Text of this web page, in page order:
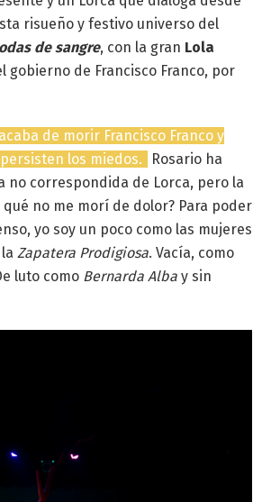
risueño y festivo universo del
de sangre, con la gran Lola
gobierno de Francisco Franco, por
de morir Francisco Franco y
los miedos.
Rosario ha
no correspondida de Lorca, pero la
no me morí de dolor? Para poder
yo soy un poco como las mujeres
Zapatera Prodigiosa. Vacía, como
luto como Bernarda Alba y sin